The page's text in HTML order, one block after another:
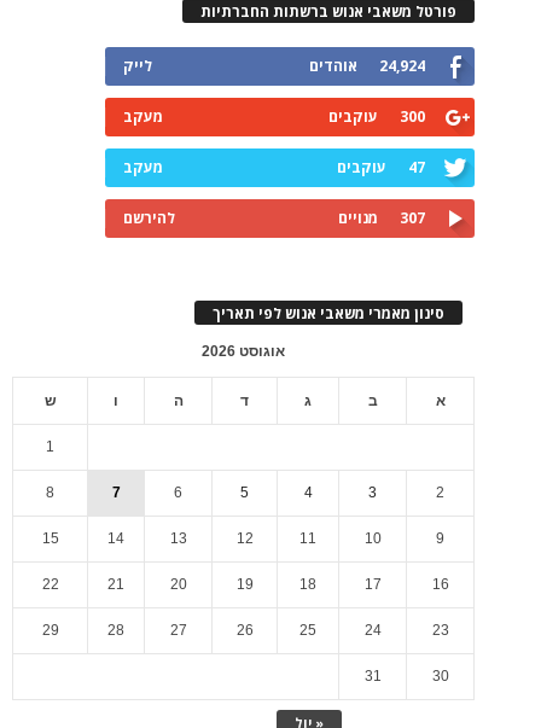
פורטל משאבי אנוש ברשתות החברתיות
24,924 אוהדים לייק
300 עוקבים מעקב
47 עוקבים מעקב
307 מנויים להירשם
סינון מאמרי משאבי אנוש לפי תאריך
אוגוסט 2026
א ב ג ד ה ו ש
« יול
1
2
3
4
5
6
7
8
9
10
11
12
13
14
15
16
17
18
19
20
21
22
23
24
25
26
27
28
29
30
31